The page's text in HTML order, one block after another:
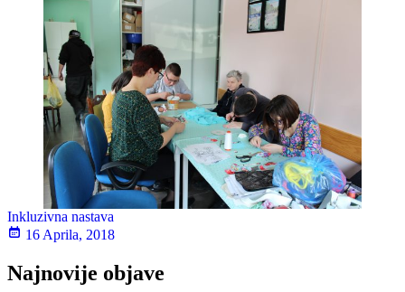
Inkluzivna nastava
16 Aprila, 2018
Najnovije objave